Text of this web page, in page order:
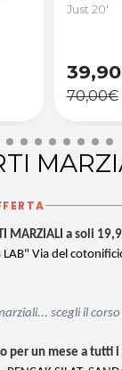
Just 20'
70,00€
MARZIALI a soli
LAB" Via del
scegli il
per un mese a tutti i